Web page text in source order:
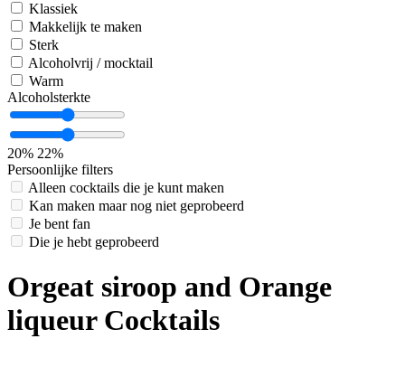
Klassiek
Makkelijk te maken
Sterk
Alcoholvrij / mocktail
Warm
Alcoholsterkte
20% 22%
Persoonlijke filters
Alleen cocktails die je kunt maken
Kan maken maar nog niet geprobeerd
Je bent fan
Die je hebt geprobeerd
Orgeat siroop and Orange
liqueur Cocktails